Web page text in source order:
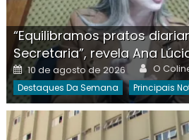
“Equilibramos pratos
Secretaria”, revela Ana
Posted
on
10 de agosto de 2026 Author
O
Destaques Da Semana Principais